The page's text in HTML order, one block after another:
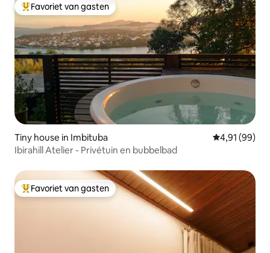
Topfavoriet van gasten
Favoriet van gasten
Tiny house in Imbituba Gemiddelde
4,91 (99)
Ibirahill Atelier - Privétuin en bubbelbad
Topfavoriet van gasten
Favoriet van gasten